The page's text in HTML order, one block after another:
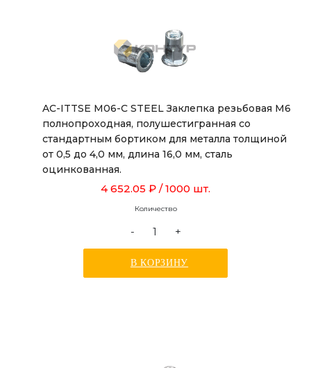
AC-ITTSE M06-C STEEL Заклепка резьбовая М6
полнопроходная, полушестигранная со
стандартным бортиком для металла толщиной
от 0,5 до 4,0 мм, длина 16,0 мм, сталь
оцинкованная.
4 652.05 ₽ / 1000 шт.
Количество
- +
В КОРЗИНУ